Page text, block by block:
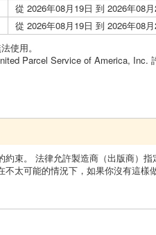
從 2026年08月19日 到 2026年08月
從 2026年08月19日 到 2026年08月
使用。
Parcel Service of America, Inc.
束。 法律允許製造商（出版商）
太可能的情況下，如果你沒有這樣